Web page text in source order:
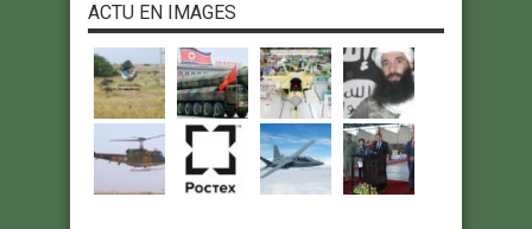
ACTU EN IMAGES